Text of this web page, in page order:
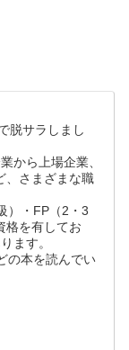
脱サラしまし
から上場企業、
、さまざまな職
）・FP（2・3
格を有してお
ます。
の本を読んでい